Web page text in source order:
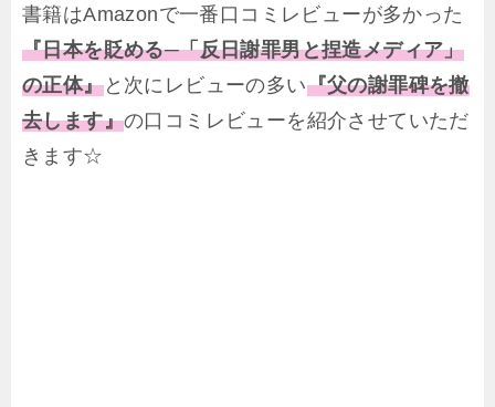
書籍はAmazonで一番口コミレビューが多かった
『日本を貶める─「反日謝罪男と捏造メディア」
の正体』と次にレビューの多い『父の謝罪碑を撤
去します』の口コミレビューを紹介させていただ
きます☆